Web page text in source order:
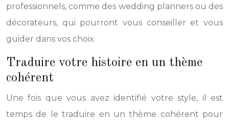
professionnels, comme des wedding planners ou des
décorateurs, qui pourront vous conseiller et vous
guider dans vos choix.
Traduire votre histoire en un thème
cohérent
Une fois que vous avez identifié votre style, il est
temps de le traduire en un thème cohérent pour